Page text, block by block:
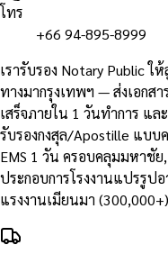
โทร
+66 94-895-8999
เรารับรอง Notary Public ใ
ทางมากรุงเทพฯ — ส่งเอกส
เสร็จภายใน 1 วันทำการ แ
รับรองกงสุล/Apostille แบบ
EMS 1 วัน ครอบคลุมมหาชั
ประกอบการโรงงานแปรรูป
แรงงานเมียนมา